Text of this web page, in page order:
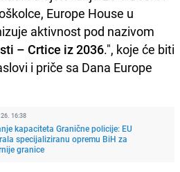
Europe House u
aktivnost pod nazivom
– Crtice iz 2036.", koje će biti
i priče sa Dana Europe
16:38
kapaciteta Granične policije: EU
specijaliziranu opremu BiH za
granice